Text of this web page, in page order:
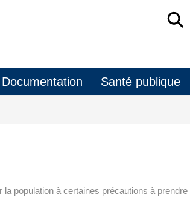
Documentation Santé publique
population à certaines précautions à